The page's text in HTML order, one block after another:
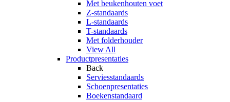
Met beukenhouten voet
Z-standaards
L-standaards
T-standaards
Met folderhouder
View All
Productpresentaties
Back
Serviesstandaards
Schoenpresentaties
Boekenstandaard